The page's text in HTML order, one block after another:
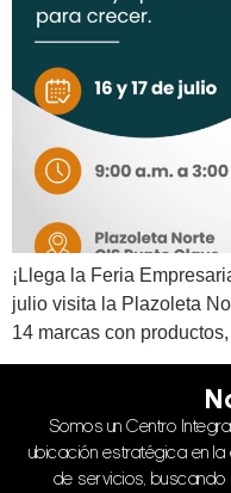
¡Llega la Feria
julio visita la Plazoleta
14 marcas con
Somos un Centro
ubicación estratégica en
de servicios, buscando